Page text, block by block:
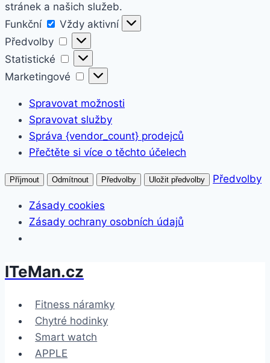
stránek a našich služeb.
Funkční
Funkční
Vždy aktivní
Předvolby
Předvolby
Statistické
Statistické
Marketingové
Marketingové
Spravovat možnosti
Spravovat služby
Správa {vendor_count} prodejců
Přečtěte si více o těchto účelech
Příjmout Odmítnout Předvolby Uložit předvolby Předvolby
Zásady cookies
Zásady ochrany osobních údajů
Přeskočit
obsah
ITeMan.cz
Fitness náramky
Chytré hodinky
Smart watch
APPLE